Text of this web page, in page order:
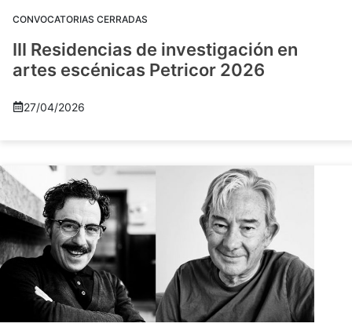
CONVOCATORIAS CERRADAS
III Residencias de investigación en
artes escénicas Petricor 2026
27/04/2026